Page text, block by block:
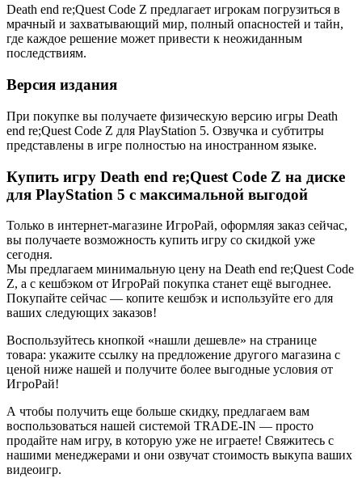
Death end re;Quest Code Z предлагает игрокам погрузиться в
мрачный и захватывающий мир, полный опасностей и тайн,
где каждое решение может привести к неожиданным
последствиям.
Версия издания
При покупке вы получаете физическую версию игры Death
end re;Quest Code Z для PlayStation 5. Озвучка и субтитры
представлены в игре полностью на иностранном языке.
Купить игру Death end re;Quest Code Z на диске
для PlayStation 5 с максимальной выгодой
Только в интернет-магазине ИгроРай, оформляя заказ сейчас,
вы получаете возможность купить игру со скидкой уже
сегодня.
Мы предлагаем минимальную цену на Death end re;Quest Code
Z, а с кешбэком от ИгроРай покупка станет ещё выгоднее.
Покупайте сейчас — копите кешбэк и используйте его для
ваших следующих заказов!
Воспользуйтесь кнопкой «нашли дешевле» на странице
товара: укажите ссылку на предложение другого магазина с
ценой ниже нашей и получите более выгодные условия от
ИгроРай!
А чтобы получить еще больше скидку, предлагаем вам
воспользоваться нашей системой TRADE-IN — просто
продайте нам игру, в которую уже не играете! Свяжитесь с
нашими менеджерами и они озвучат стоимость выкупа ваших
видеоигр.